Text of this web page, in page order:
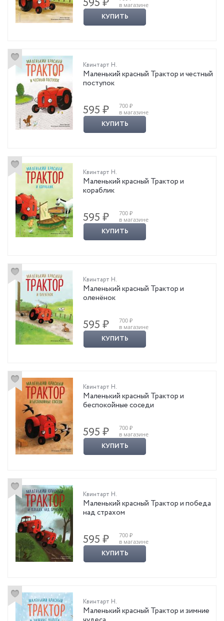
в магазине
КУПИТЬ
Квинтарт Н.
Маленький красный Трактор и честный
поступок
595 ₽
700 ₽
в магазине
КУПИТЬ
Квинтарт Н.
Маленький красный Трактор и
кораблик
595 ₽
700 ₽
в магазине
КУПИТЬ
Квинтарт Н.
Маленький красный Трактор и
оленёнок
595 ₽
700 ₽
в магазине
КУПИТЬ
Квинтарт Н.
Маленький красный Трактор и
беспокойные соседи
595 ₽
700 ₽
в магазине
КУПИТЬ
Квинтарт Н.
Маленький красный Трактор и победа
над страхом
595 ₽
700 ₽
в магазине
КУПИТЬ
Квинтарт Н.
Маленький красный Трактор и зимние